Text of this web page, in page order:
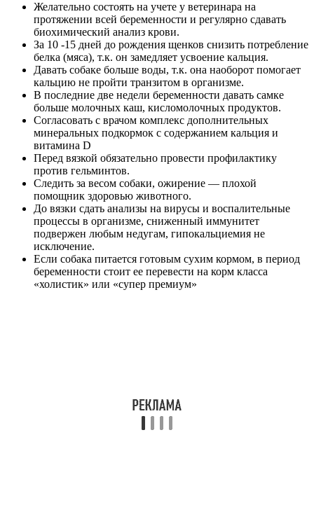
Желательно состоять на учете у ветеринара на
протяжении всей беременности и регулярно сдавать
биохимический анализ крови.
За 10 -15 дней до рождения щенков снизить потребление
белка (мяса), т.к. он замедляет усвоение кальция.
Давать собаке больше воды, т.к. она наоборот помогает
кальцию не пройти транзитом в организме.
В последние две недели беременности давать самке
больше молочных каш, кисломолочных продуктов.
Согласовать с врачом комплекс дополнительных
минеральных подкормок с содержанием кальция и
витамина D
Перед вязкой обязательно провести профилактику
против гельминтов.
Следить за весом собаки, ожирение — плохой
помощник здоровью животного.
До вязки сдать анализы на вирусы и воспалительные
процессы в организме, сниженный иммунитет
подвержен любым недугам, гипокальциемия не
исключение.
Если собака питается готовым сухим кормом, в период
беременности стоит ее перевести на корм класса
«холистик» или «супер премиум»